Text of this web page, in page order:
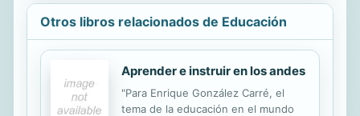
Otros libros relacionados de Educación
Aprender e instruir en los andes
"Para Enrique González Carré, el
tema de la educación en el mundo